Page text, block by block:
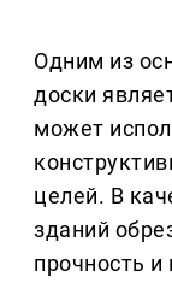
Одним из
доски
может
целей. В
зданий
прочность